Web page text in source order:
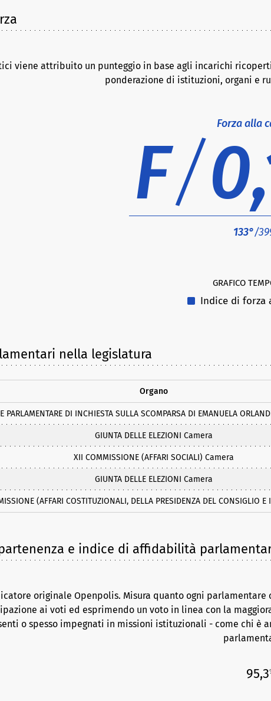
viene attribuito un punteggio in base agli incarichi
ponderazione di istituzioni, organi e
Forza alla
F/
133°/
GRAFICO
Indice di forza
nella legislatura
Organo
PARLAMENTARE DI INCHIESTA SULLA SCOMPARSA DI EMANUELA
GIUNTA DELLE ELEZIONI Camera
XII COMMISSIONE (AFFARI SOCIALI) Camera
GIUNTA DELLE ELEZIONI Camera
(AFFARI COSTITUZIONALI, DELLA PRESIDENZA DEL CONSIGLIO
e indice di affidabilità
originale Openpolis. Misura quanto ogni
ai voti ed esprimendo un voto in linea con la
o spesso impegnati in missioni istituzionali - come chi è
95,3